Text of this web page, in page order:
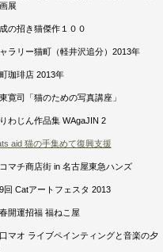
展
の招き猫傑作１００
ラリー猫町（軽井沢追分）2013年
珈琲店 2013年
寛司「猫のための写真講座」
わじん作品集 WAgaJIN 2
aid 猫の手集めて復興支援
マチ商店街 in 名古屋東急ハンズ
回 Catアートフェスタ 2013
開運招福 福ねこ屋
マオ ライブペインティングと音楽の夕